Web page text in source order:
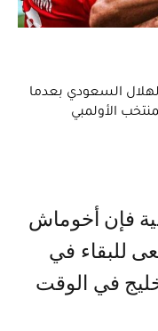
السعودي بعدما
الأولمبي
للبقاء في
في الوقت